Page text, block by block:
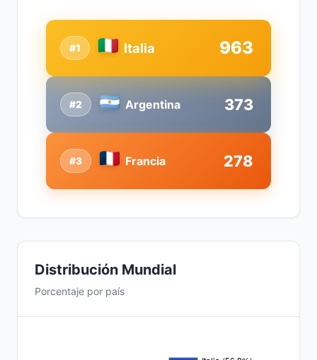
#2 Argentina 373
#1 Italia 963
#3 Francia 278
Distribución Mundial
Porcentaje por país